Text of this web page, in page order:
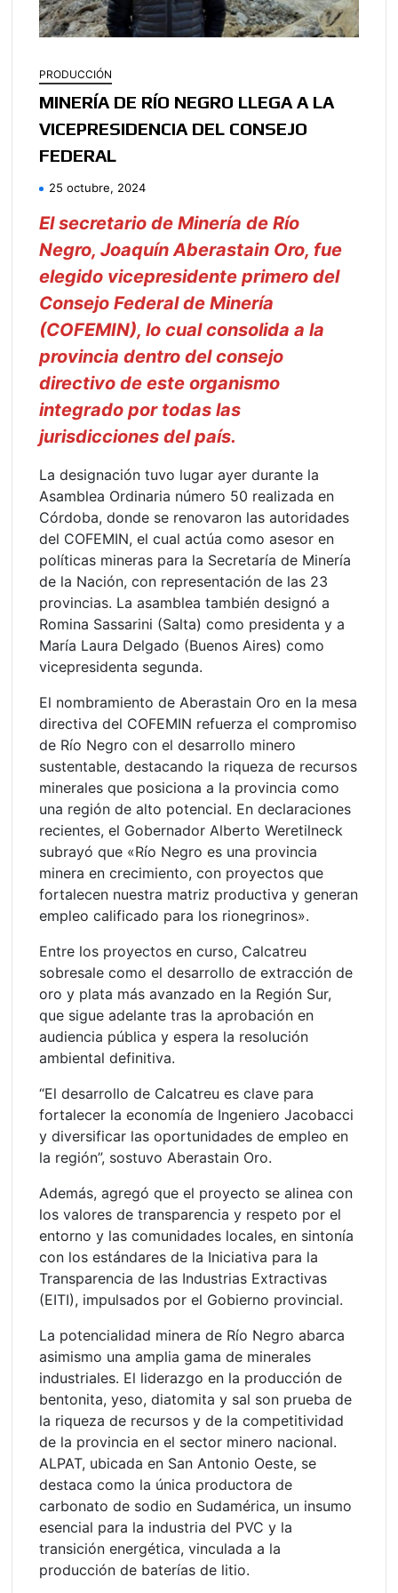
PRODUCCIÓN
MINERÍA DE RÍO NEGRO LLEGA A LA
VICEPRESIDENCIA DEL CONSEJO
FEDERAL
25 octubre, 2024
El secretario de Minería de Río
Negro, Joaquín Aberastain Oro, fue
elegido vicepresidente primero del
Consejo Federal de Minería
(COFEMIN), lo cual consolida a la
provincia dentro del consejo
directivo de este organismo
integrado por todas las
jurisdicciones del país.
La designación tuvo lugar ayer durante la
Asamblea Ordinaria número 50 realizada en
Córdoba, donde se renovaron las autoridades
del COFEMIN, el cual actúa como asesor en
políticas mineras para la Secretaría de Minería
de la Nación, con representación de las 23
provincias. La asamblea también designó a
Romina Sassarini (Salta) como presidenta y a
María Laura Delgado (Buenos Aires) como
vicepresidenta segunda.
El nombramiento de Aberastain Oro en la mesa
directiva del COFEMIN refuerza el compromiso
de Río Negro con el desarrollo minero
sustentable, destacando la riqueza de recursos
minerales que posiciona a la provincia como
una región de alto potencial. En declaraciones
recientes, el Gobernador Alberto Weretilneck
subrayó que «Río Negro es una provincia
minera en crecimiento, con proyectos que
fortalecen nuestra matriz productiva y generan
empleo calificado para los rionegrinos».
Entre los proyectos en curso, Calcatreu
sobresale como el desarrollo de extracción de
oro y plata más avanzado en la Región Sur,
que sigue adelante tras la aprobación en
audiencia pública y espera la resolución
ambiental definitiva.
“El desarrollo de Calcatreu es clave para
fortalecer la economía de Ingeniero Jacobacci
y diversificar las oportunidades de empleo en
la región”, sostuvo Aberastain Oro.
Además, agregó que el proyecto se alinea con
los valores de transparencia y respeto por el
entorno y las comunidades locales, en sintonía
con los estándares de la Iniciativa para la
Transparencia de las Industrias Extractivas
(EITI), impulsados por el Gobierno provincial.
La potencialidad minera de Río Negro abarca
asimismo una amplia gama de minerales
industriales. El liderazgo en la producción de
bentonita, yeso, diatomita y sal son prueba de
la riqueza de recursos y de la competitividad
de la provincia en el sector minero nacional.
ALPAT, ubicada en San Antonio Oeste, se
destaca como la única productora de
carbonato de sodio en Sudamérica, un insumo
esencial para la industria del PVC y la
transición energética, vinculada a la
producción de baterías de litio.